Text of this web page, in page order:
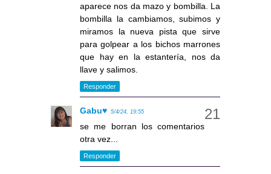
aparece nos da mazo y bombilla. La
bombilla la cambiamos, subimos y
miramos la nueva pista que sirve
para golpear a los bichos marrones
que hay en la estantería, nos da
llave y salimos.
Responder
Gabu♥ 5/4/24, 19:55
se me borran los comentarios
otra vez...
Responder